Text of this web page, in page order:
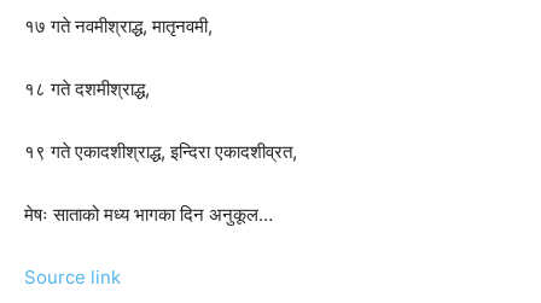
१७ गते नवमीश्राद्ध, मातृनवमी,
१८ गते दशमीश्राद्ध,
१९ गते एकादशीश्राद्ध, इन्दिरा एकादशीव्रत,
मेषः साताको मध्य भागका दिन अनुकूल…
Source link